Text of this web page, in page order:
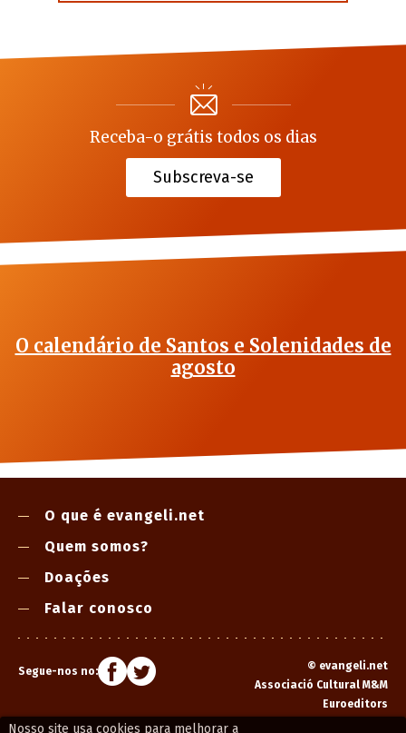
Nosso site usa cookies para melhorar a
Receba-o grátis todos os dias
Subscreva-se
O calendário de Santos e Solenidades de
agosto
O que é evangeli.net
Quem somos?
Doações
Falar conosco
Segue-nos no: © evangeli.net
Associació Cultural M&M
Euroeditors